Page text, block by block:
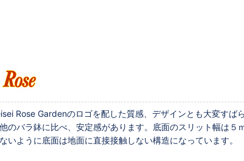
Rose Gardenのロゴを配した質感、デザインとも大変すば
のバラ鉢に比べ、安定感があります。底面のスリット幅は５
いように底面は地面に直接接触しない構造になっています。